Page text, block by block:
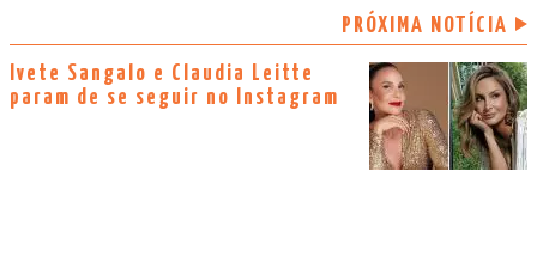
PRÓXIMA NOTÍCIA
Ivete Sangalo e Claudia Leitte
param de se seguir no Instagram